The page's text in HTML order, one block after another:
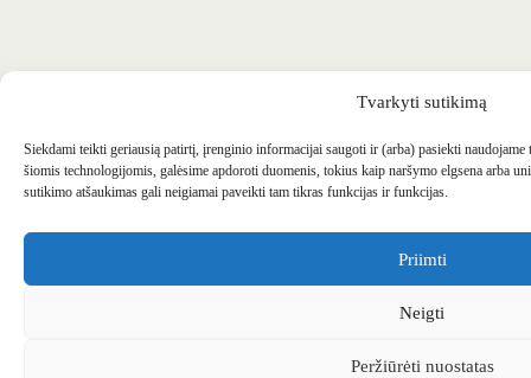
Tvarkyti sutikimą
Siekdami teikti geriausią patirtį, įrenginio informacijai saugoti ir (arba) pasiekti
šiomis technologijomis, galėsime apdoroti duomenis, tokius kaip naršymo elgsena arba
sutikimo atšaukimas gali neigiamai paveikti tam tikras funkcijas ir funkcijas.
Priimti
Neigti
Peržiūrėti nuostatas